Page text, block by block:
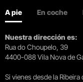
A pie En coche
Nuestra dirección es:
Rua do Choupelo, 39
4400-088 Vila Nova de
Si vienes desde la